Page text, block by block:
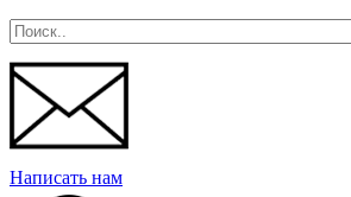
Написать нам